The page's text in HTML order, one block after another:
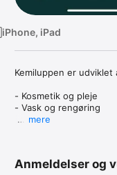
iPhone, iPad
Kemiluppen er
- Kosmetik og pleje
- Vask og rengøring
Vurderingen tager
mere
Anmeldelser og